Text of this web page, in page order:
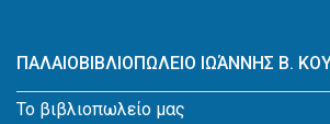
ΠΑΛΑΙΟΒΙΒΛΙΟΠΩΛΕΙΟ ΙΩΆΝΝΗΣ Β.
Το βιβλιοπωλείο μας